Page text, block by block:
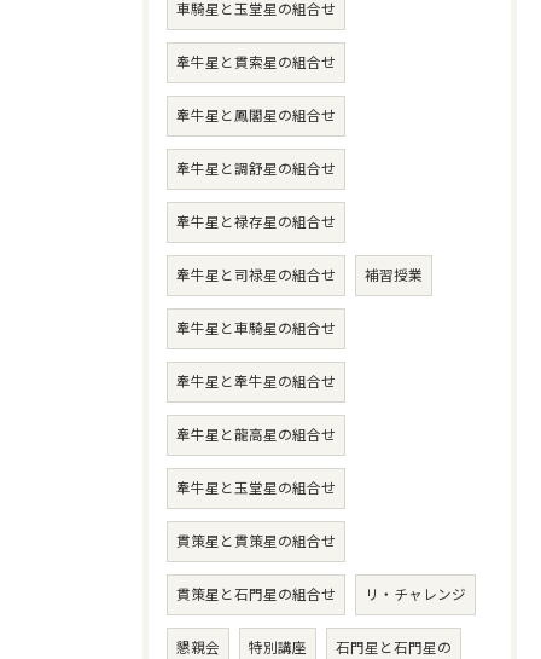
車騎星と玉堂星の組合せ
牽牛星と貫索星の組合せ
牽牛星と鳳閣星の組合せ
牽牛星と調舒星の組合せ
牽牛星と禄存星の組合せ
牽牛星と司禄星の組合せ 補習授業
牽牛星と車騎星の組合せ
牽牛星と牽牛星の組合せ
牽牛星と龍高星の組合せ
牽牛星と玉堂星の組合せ
貫策星と貫策星の組合せ
貫策星と石門星の組合せ リ・チャレンジ
懇親会 特別講座 石門星と石門星の